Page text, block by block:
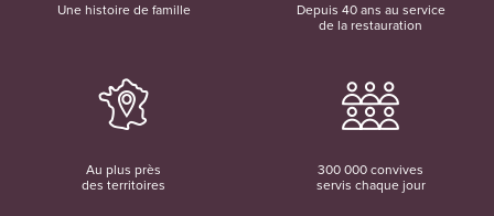
Une histoire de famille
Depuis 40 ans au service
de la restauration
Au plus près
des territoires
300 000 convives
servis chaque jour